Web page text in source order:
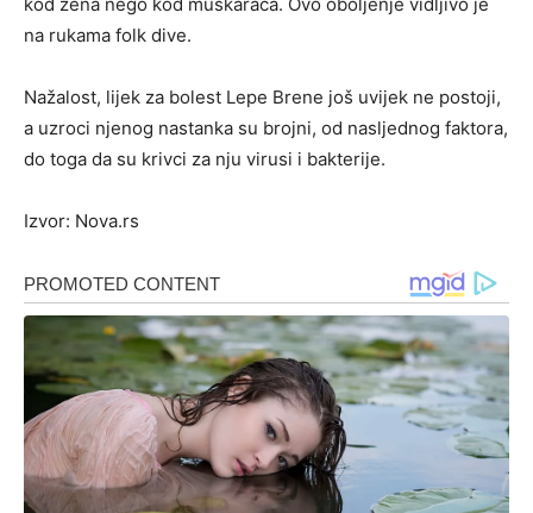
kod žena nego kod muškaraca. Ovo oboljenje vidljivo je
na rukama folk dive.
Nažalost, lijek za bolest Lepe Brene još uvijek ne postoji,
a uzroci njenog nastanka su brojni, od nasljednog faktora,
do toga da su krivci za nju virusi i bakterije.
Izvor: Nova.rs